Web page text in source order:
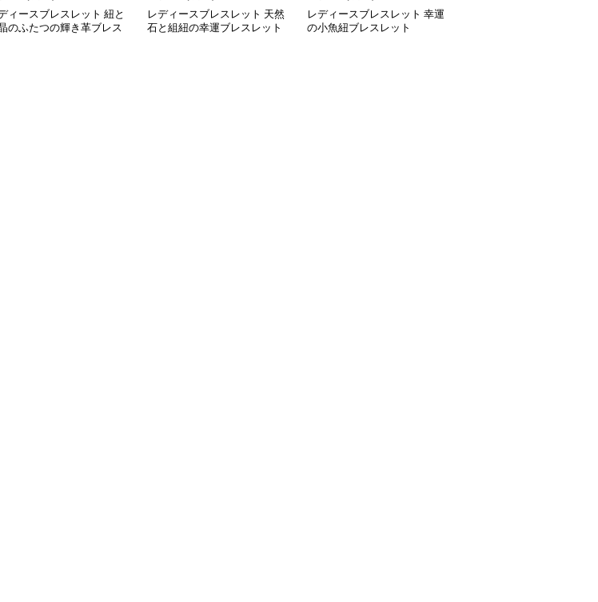
ィースブレスレット 紐と
のふたつの輝き革ブレス
レディースブレスレット 天然
石と組紐の幸運ブレスレット
レディースブレスレット 幸運
の小魚紐ブレスレット